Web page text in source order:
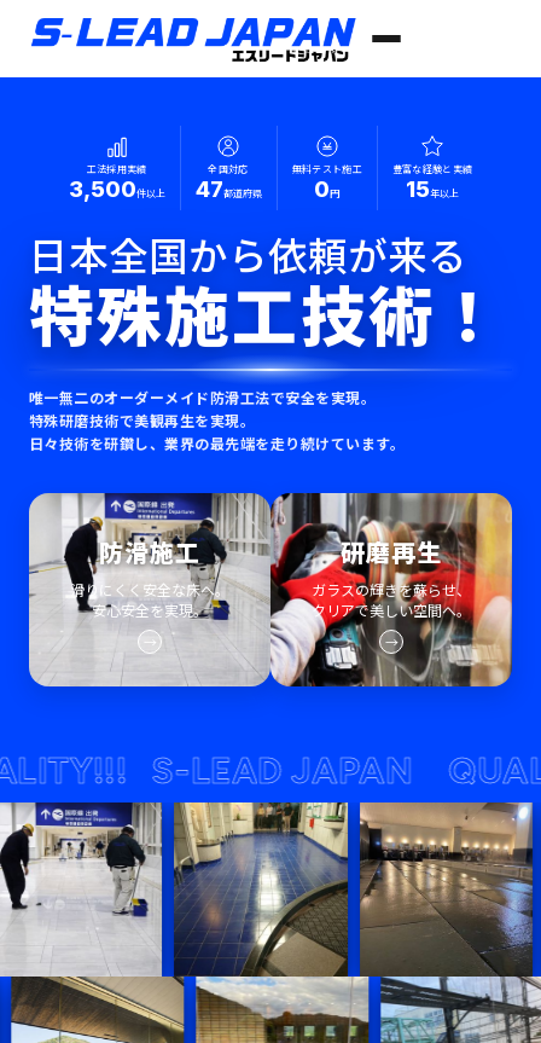
工法採用実績
3,500件以上
全国対応
47都道府県
無料テスト施工
0円
豊富な経験と実績
15年以上
日本全国から依頼が来る
特殊施工技術！
唯一無二のオーダーメイド防滑工法で安全を実現。
特殊研磨技術で美観再生を実現。
日々技術を研鑽し、業界の最先端を走り続けています。
防滑施工
滑りにくく安全な床へ。
安心安全を実現。
→
研磨再生
ガラスの輝きを蘇らせ、
クリアで美しい空間へ。
→
S-LEAD JAPAN